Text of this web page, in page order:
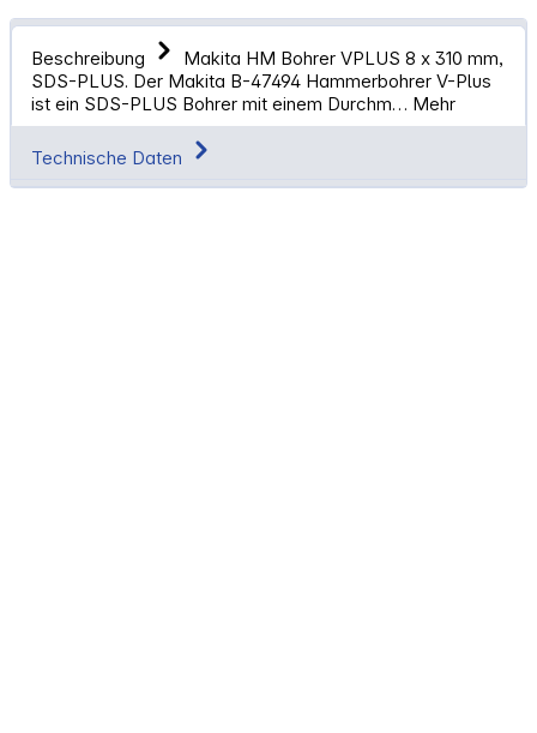
Beschreibung
Makita HM Bohrer VPLUS 8 x 310 mm,
SDS-PLUS. Der Makita B-47494 Hammerbohrer V-Plus
ist ein SDS-PLUS Bohrer mit einem Durchm… Mehr
Technische Daten